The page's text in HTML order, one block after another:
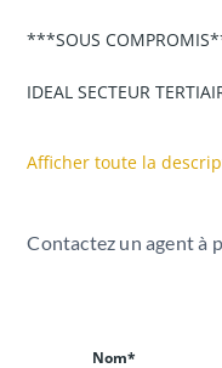
***SOUS
IDEAL SECTEUR
Hypercentre Tourcoing
- Actuellement à
Afficher toute la
Contactez un agent à
Nom*